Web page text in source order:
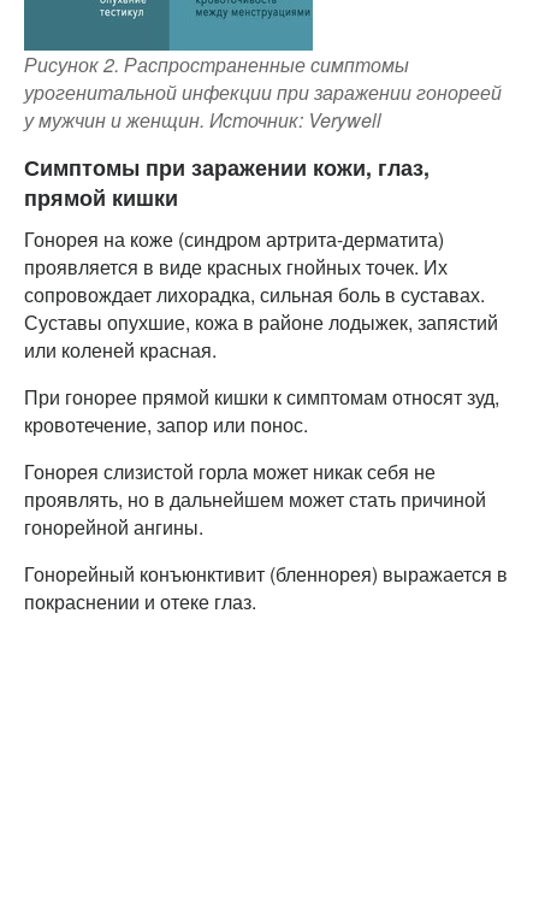
Рисунок 2. Распространенные симптомы
урогенитальной инфекции при заражении гонореей
у мужчин и женщин. Источник: Verywell
Симптомы при заражении кожи, глаз,
прямой кишки
Гонорея на коже (синдром артрита-дерматита)
проявляется в виде красных гнойных точек. Их
сопровождает лихорадка, сильная боль в суставах.
Суставы опухшие, кожа в районе лодыжек, запястий
или коленей красная.
При гонорее прямой кишки к симптомам относят зуд,
кровотечение, запор или понос.
Гонорея слизистой горла может никак себя не
проявлять, но в дальнейшем может стать причиной
гонорейной ангины.
Гонорейный конъюнктивит (бленнорея) выражается в
покраснении и отеке глаз.